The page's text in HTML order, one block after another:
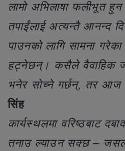
लामो अभिलाषा फलीभूत
तपाईंलाई अत्यन्तै आनन्द
पाउनको लागि सामना
हट्नेछन्। कसैले वैवाहिक
भनेर सोच्ने गर्छन्, तर आज
सिंह
कार्यस्थलमा वरिष्ठबाट
तनाउ ल्याउन सक्छ –